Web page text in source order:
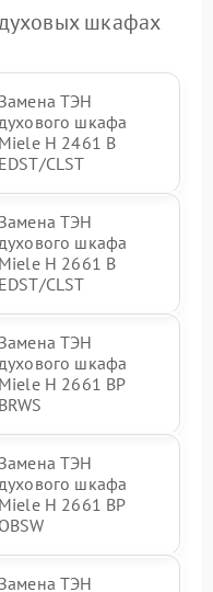
шкафах
Замена ТЭН
шкафа
Miele H 2461 B
EDST/CLST
Замена ТЭН
шкафа
Miele H 2661 B
EDST/CLST
Замена ТЭН
шкафа
Miele H 2661 BP
BRWS
Замена ТЭН
шкафа
Miele H 2661 BP
OBSW
Замена ТЭН